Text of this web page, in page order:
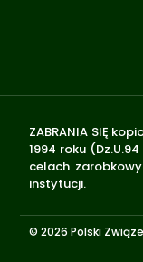
ZABRANIA SIĘ
1994 roku
celach
instytucji.
© 2026 Polski